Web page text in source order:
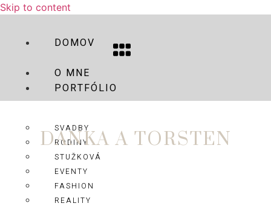
Skip to content
DOMOV
O MNE
PORTFÓLIO
SVADBY
RODINY
STUŽKOVÁ
EVENTY
FASHION
REALITY
DANKA A TORSTEN